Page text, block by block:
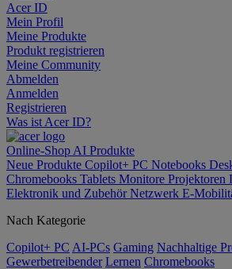
Acer ID
Mein Profil
Meine Produkte
Produkt registrieren
Meine Community
Abmelden
Anmelden
Registrieren
Was ist Acer ID?
Online-Shop AI Produkte
Neue Produkte Copilot+ PC Notebooks
Chromebooks Tablets Monitore Projektoren
Elektronik und ZubehörNetzwerk E-
Nach Kategorie
Copilot+ PC AI-PCs Gaming Nachhaltige
Gewerbetreibender Lernen Chromebooks